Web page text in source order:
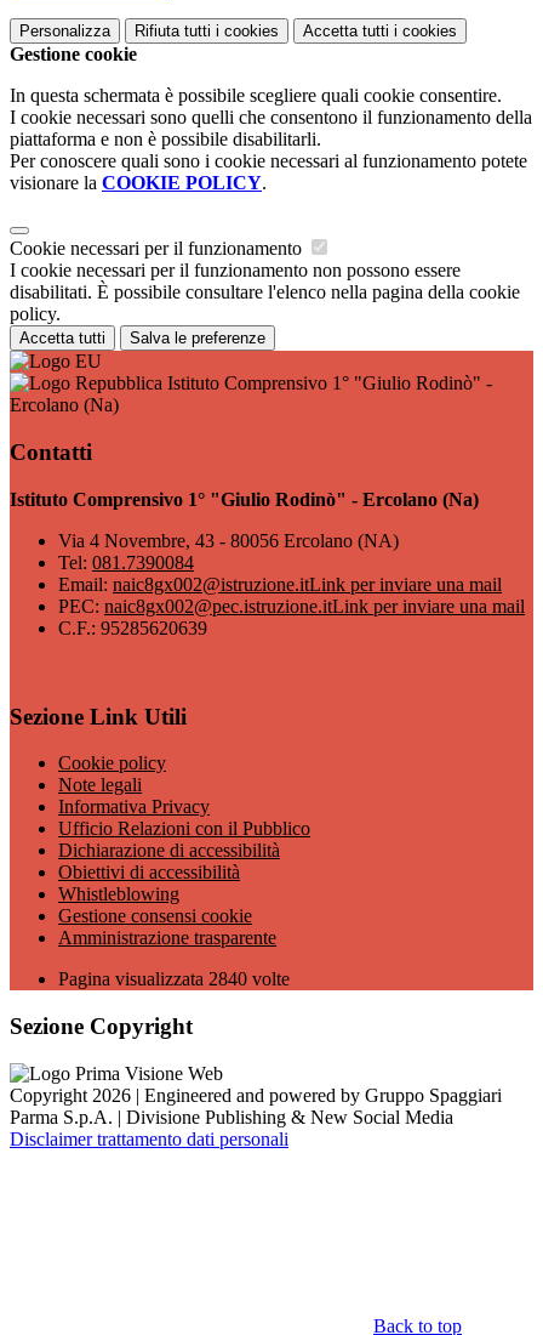
Personalizza Rifiuta tutti i cookies Accetta tutti i cookies
Gestione cookie
In questa schermata è possibile scegliere quali cookie consentire.
I cookie necessari sono quelli che consentono il funzionamento della
piattaforma e non è possibile disabilitarli.
Per conoscere quali sono i cookie necessari al funzionamento potete
visionare la COOKIE POLICY.
Cookie necessari per il funzionamento
I cookie necessari per il funzionamento non possono essere
disabilitati. È possibile consultare l'elenco nella pagina della cookie
policy.
Accetta tutti Salva le preferenze
Istituto Comprensivo 1° "Giulio Rodinò" -
Ercolano (Na)
Contatti
Istituto Comprensivo 1° "Giulio Rodinò" - Ercolano (Na)
Via 4 Novembre, 43 - 80056 Ercolano (NA)
Tel: 081.7390084
Email: naic8gx002@istruzione.itLink per inviare una mail
PEC: naic8gx002@pec.istruzione.itLink per inviare una mail
C.F.: 95285620639
Sezione Link Utili
Cookie policy
Note legali
Informativa Privacy
Ufficio Relazioni con il Pubblico
Dichiarazione di accessibilità
Obiettivi di accessibilità
Whistleblowing
Gestione consensi cookie
Amministrazione trasparente
Pagina visualizzata 2840 volte
Sezione Copyright
Copyright 2026 | Engineered and powered by Gruppo Spaggiari
Parma S.p.A. | Divisione Publishing & New Social Media
Disclaimer trattamento dati personali
Back to top